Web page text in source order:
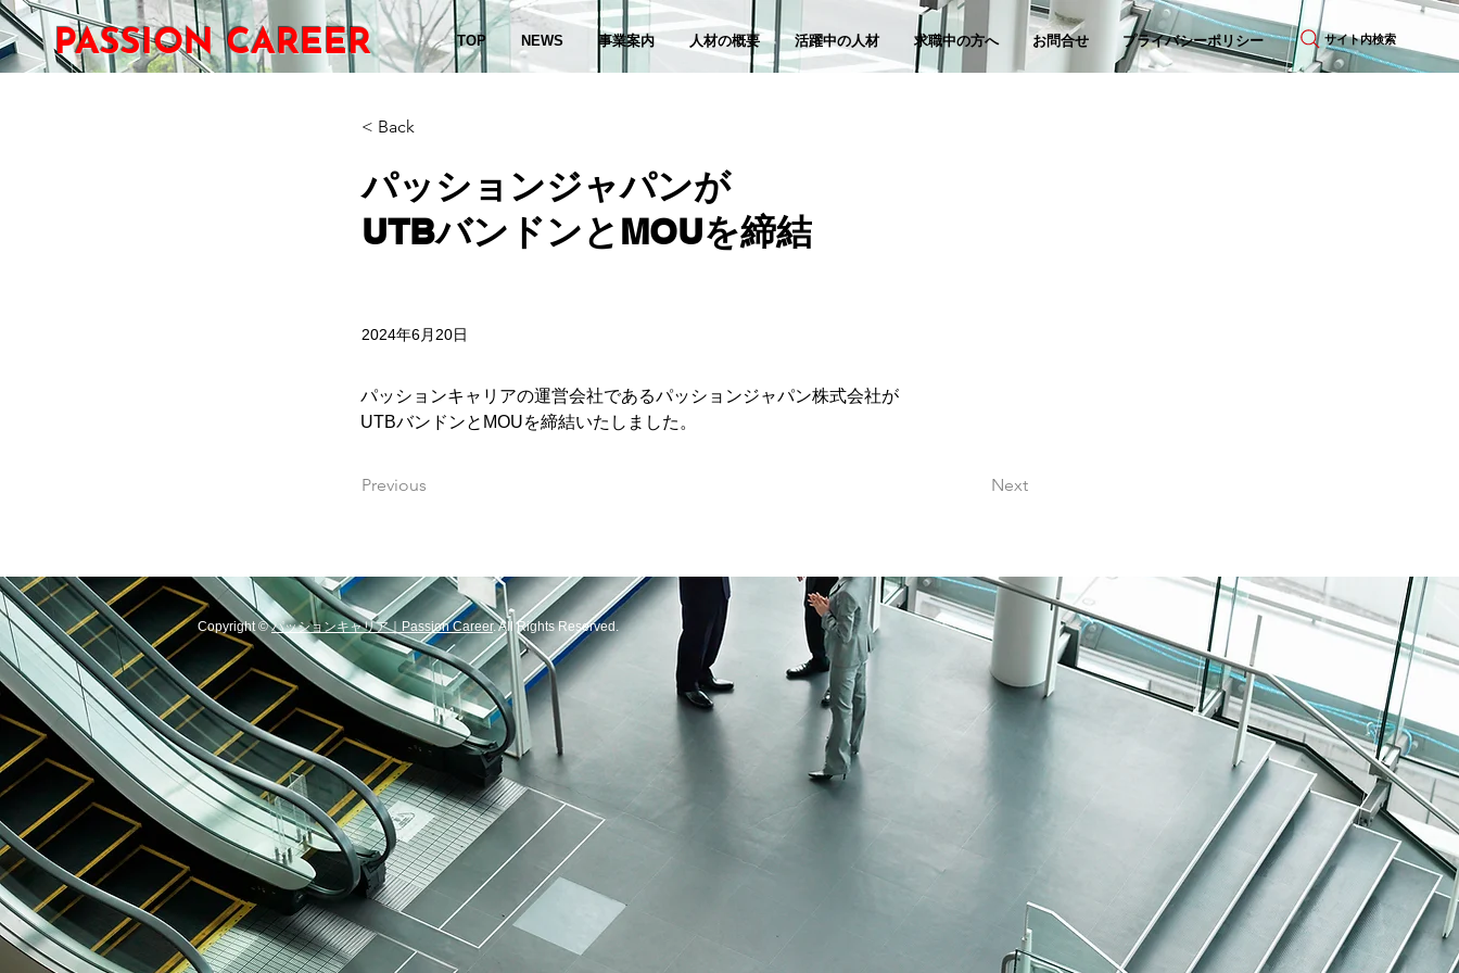
PASSION CAREER TOP NEWS 事業案内 人材の概要 活躍中の人材 求職中の方へ お問合せ プライバシーポリシー サイト内検索
< Back
パッションジャパンが
UTBバンドンとMOUを締結
2024年6月20日
パッションキャリアの運営会社であるパッションジャパン株式会社が
UTBバンドンとMOUを締結いたしました。
Previous Next
Copyright ©パッションキャリア｜Passion Career. All Rights Reserved.